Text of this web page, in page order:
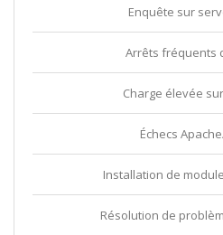
Enquête sur
Arrêts fréquents
Charge élevée
Échecs
Installation de
Résolution de